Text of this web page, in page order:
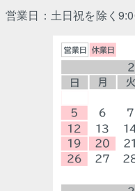
営業日：土日祝を除く